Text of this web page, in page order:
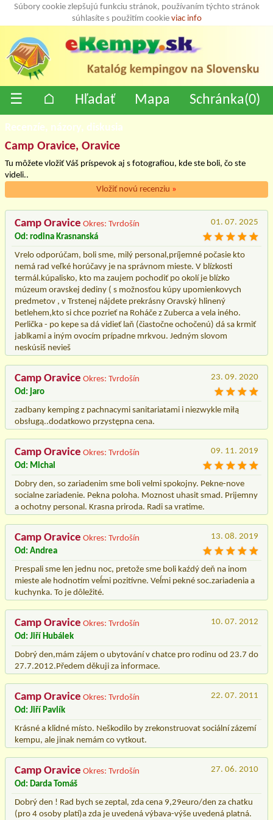
Súbory cookie zlepšujú funkciu stránok, používaním týchto stránok
súhlasíte s použitím cookie viac info
☰ ⌂ Hľadať Mapa Schránka(0)
Recenzíe, názory, diskusia
Camp Oravice, Oravice
Tu môžete vložiť Váš príspevok aj s fotografiou, kde ste boli, čo ste
videli..
Vložiť novú recenziu »
Camp Oravice Okres: Tvrdošín
01. 07. 2025
Od: rodina Krasnanská
Vrelo odporúčam, boli sme, milý personal,príjemné počasie kto
nemá rad veľké horúčavy je na správnom mieste. V blízkosti
termál.kúpalisko, kto ma zaujem pochodiť po okolí je blízko
múzeum oravskej dediny ( s možnosťou kúpy upomienkovych
predmetov , v Trstenej nájdete prekrásny Oravský hlinený
betlehem,kto si chce pozrieť na Roháče z Zuberca a vela iného.
Perlička - po kepe sa dá vidieť laň (čiastočne ochočenú) dá sa krmiť
jablkami a iným ovocím prípadne mrkvou. Jedným slovom
neskúsiš nevieš
Camp Oravice Okres: Tvrdošín
23. 09. 2020
Od: jaro
zadbany kemping z pachnacymi sanitariatami i niezwykle miłą
obsługą..dodatkowo przystępna cena.
Camp Oravice Okres: Tvrdošín
09. 11. 2019
Od: Michal
Dobry den, so zariadenim sme boli velmi spokojny. Pekne-nove
socialne zariadenie. Pekna poloha. Moznost uhasit smad. Prijemny
a ochotny personal. Krasna priroda. Radi sa vratime.
Camp Oravice Okres: Tvrdošín
13. 08. 2019
Od: Andrea
Prespali sme len jednu noc, pretože sme boli kaźdý deň na inom
mieste ale hodnotím veĺmi pozitívne. Veĺmi pekné soc.zariadenia a
kuchynka. To je dôležité.
Camp Oravice Okres: Tvrdošín
10. 07. 2012
Od: Jiří Hubálek
Dobrý den,mám zájem o ubytování v chatce pro rodinu od 23.7 do
27.7.2012.Předem děkuji za informace.
Camp Oravice Okres: Tvrdošín
22. 07. 2011
Od: Jiří Pavlík
Krásné a klidné místo. Neškodilo by zrekonstruovat sociální zázemí
kempu, ale jinak nemám co vytkout.
Camp Oravice Okres: Tvrdošín
27. 06. 2010
Od: Darda Tomáš
Dobrý den ! Rad bych se zeptal, zda cena 9,29euro/den za chatku
(pro 4 osoby platí)a zda je uvedená výbava-výše uvedená platná.